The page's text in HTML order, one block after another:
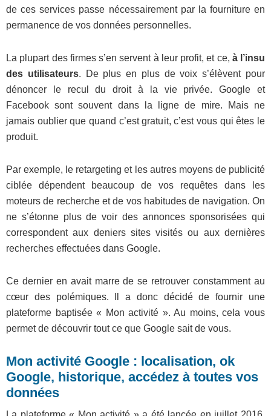
de ces services passe nécessairement par la fourniture en
permanence de vos données personnelles.
La plupart des firmes s’en servent à leur profit, et ce, à l’insu
des utilisateurs. De plus en plus de voix s’élèvent pour
dénoncer le recul du droit à la vie privée. Google et
Facebook sont souvent dans la ligne de mire. Mais ne
jamais oublier que quand c’est gratuit, c’est vous qui êtes le
produit.
Par exemple, le retargeting et les autres moyens de publicité
ciblée dépendent beaucoup de vos requêtes dans les
moteurs de recherche et de vos habitudes de navigation. On
ne s’étonne plus de voir des annonces sponsorisées qui
correspondent aux deniers sites visités ou aux dernières
recherches effectuées dans Google.
Ce dernier en avait marre de se retrouver constamment au
cœur des polémiques. Il a donc décidé de fournir une
plateforme baptisée « Mon activité ». Au moins, cela vous
permet de découvrir tout ce que Google sait de vous.
Mon activité Google : localisation, ok
Google, historique, accédez à toutes vos
données